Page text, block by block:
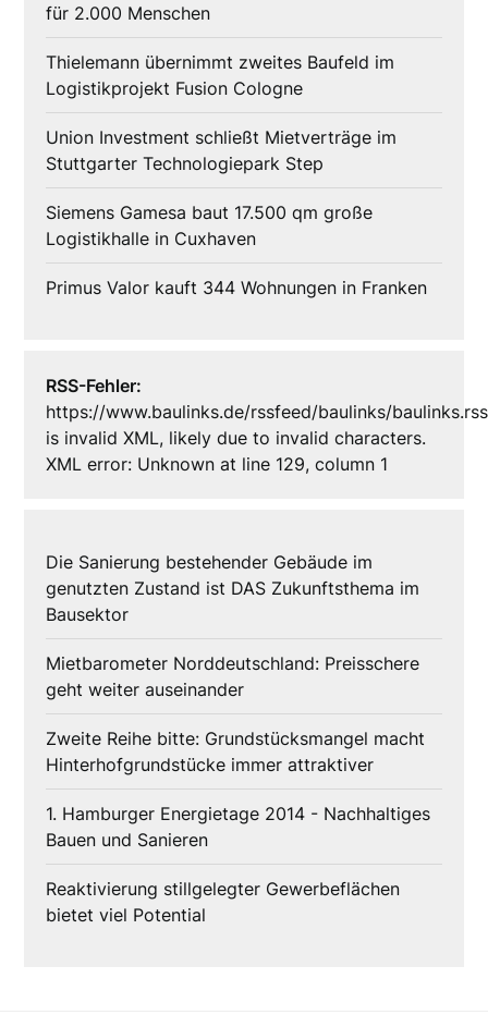
für 2.000 Menschen
Thielemann übernimmt zweites Baufeld im
Logistikprojekt Fusion Cologne
Union Investment schließt Mietverträge im
Stuttgarter Technologiepark Step
Siemens Gamesa baut 17.500 qm große
Logistikhalle in Cuxhaven
Primus Valor kauft 344 Wohnungen in Franken
RSS-Fehler:
https://www.baulinks.de/rssfeed/baulinks/baulinks.rss
is invalid XML, likely due to invalid characters.
XML error: Unknown at line 129, column 1
Die Sanierung bestehender Gebäude im
genutzten Zustand ist DAS Zukunftsthema im
Bausektor
Mietbarometer Norddeutschland: Preisschere
geht weiter auseinander
Zweite Reihe bitte: Grundstücksmangel macht
Hinterhofgrundstücke immer attraktiver
1. Hamburger Energietage 2014 - Nachhaltiges
Bauen und Sanieren
Reaktivierung stillgelegter Gewerbeflächen
bietet viel Potential